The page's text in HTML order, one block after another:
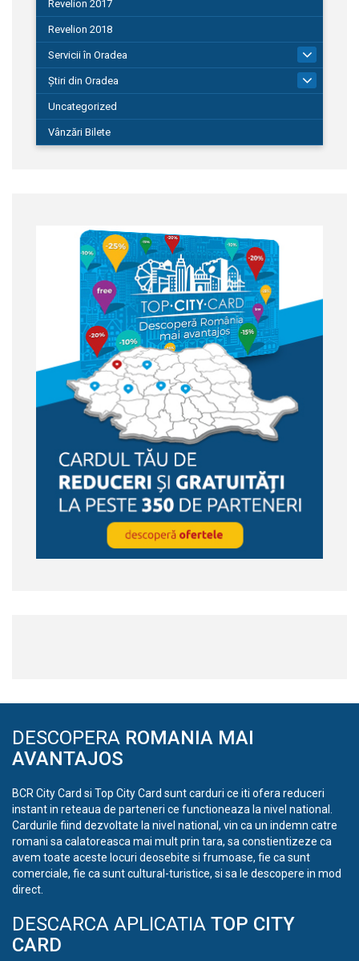
Revelion 2017
Revelion 2018
Servicii în Oradea
Știri din Oradea
Uncategorized
Vânzări Bilete
DESCOPERA ROMANIA MAI
AVANTAJOS
BCR City Card si Top City Card sunt carduri ce iti ofera reduceri
instant in reteaua de parteneri ce functioneaza la nivel national.
Cardurile fiind dezvoltate la nivel national, vin ca un indemn catre
romani sa calatoreasca mai mult prin tara, sa constientizeze ca
avem toate aceste locuri deosebite si frumoase, fie ca sunt
comerciale, fie ca sunt cultural-turistice, si sa le descopere in mod
direct.
DESCARCA APLICATIA TOP CITY
CARD